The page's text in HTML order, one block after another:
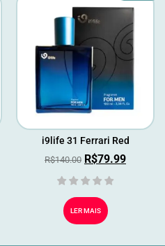
i9life 31 Ferrari Red
R$140.00 R$79.99
LER MAIS